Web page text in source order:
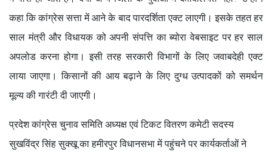
कहा कि कांग्रेस सत्ता में आने के बाद पारदर्शिता एक्ट लाएगी। इसके तहत हर
साल मंत्री और विधायक को अपनी संपत्ति का ब्योरा वेबसाइट पर हर साल
अपलोड करना होगा। इसी तरह सरकारी विभागों के लिए जवाबदेही एक्ट
लाया जाएगा। किसानों की आय बढ़ाने के लिए दुग्ध उत्पादकों को समर्थन
मूल्य की गारंटी दी जाएगी।
प्रदेश कांग्रेस चुनाव समिति अध्यक्ष एवं टिकट वितरण कमेटी सदस्य
सुखविंद्र सिंह सुक्खू का हमीरपुर विधानसभा में पहुंचने पर कार्यकर्ताओं ने